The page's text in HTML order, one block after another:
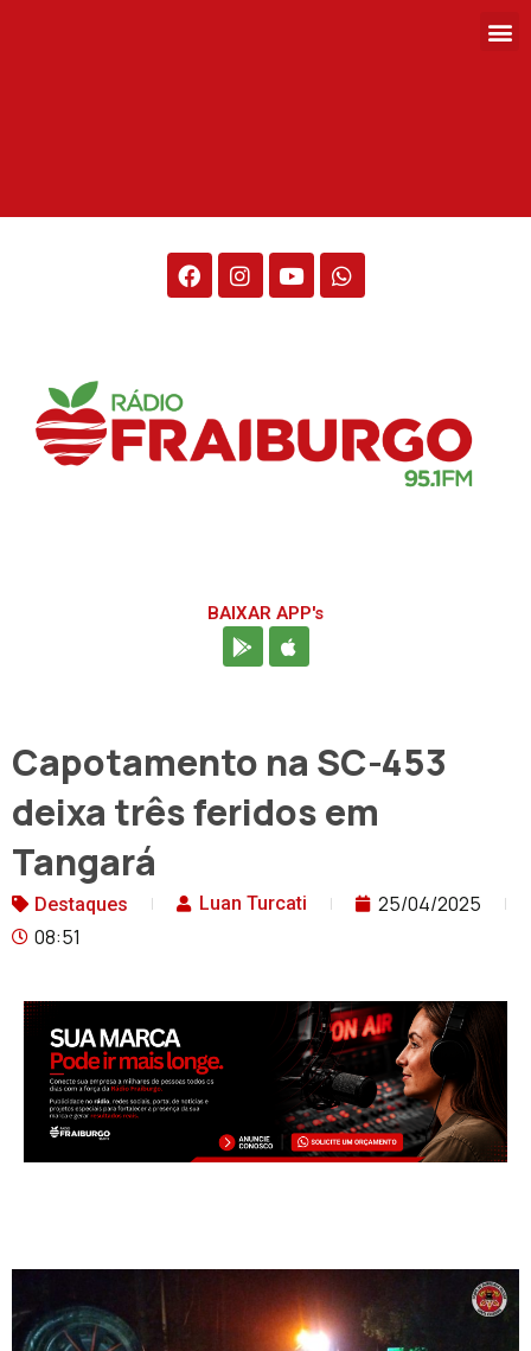
BAIXAR APP's
Capotamento na SC-453
deixa três feridos em
Tangará
Destaques Luan Turcati
25/04/2025
08:51